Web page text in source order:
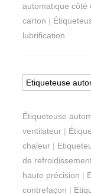
automatique côté
carton |
lubrification
Etiqueteuse
Étiqueteuse
ventilateur |
chaleur |
de
haute précision |
contrefaçon |